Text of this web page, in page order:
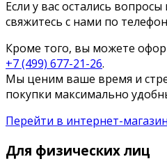
Если у вас остались
свяжитесь с нами по
Кроме того, вы можете
+7 (499) 677-21-26.
Мы ценим ваше время и
покупки максимально
Перейти в интернет-
Для физических лиц